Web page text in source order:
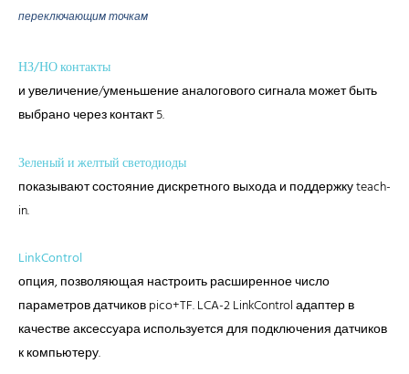
переключающим точкам
НЗ/НО контакты
и увеличение/уменьшение аналогового сигнала может быть
выбрано через контакт 5.
Зеленый и желтый светодиоды
показывают состояние дискретного выхода и поддержку teach-
in.
LinkControl
опция, позволяющая настроить расширенное число
параметров датчиков pico+TF. LCA-2 LinkControl адаптер в
качестве аксессуара используется для подключения датчиков
к компьютеру.